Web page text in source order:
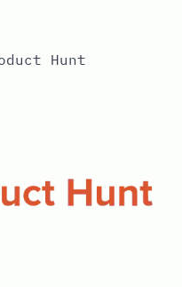
Hunt